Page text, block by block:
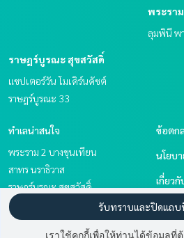
พระรา
ลุมพินี พา
ราษฎร์บูรณะ สุขสวัสดิ์
แชปเตอร์วัน โมเดิร์นดัชต์
ราษฎร์บูรณะ 33
ทำเลน่าสนใจ
พระราม 2 บางขุนเทียน
สาทร นราธิวาส
ราษฎร์บูรณะ สุขสวัสดิ์
นวมินทร์ รามอินทรา
พระราม 3 สาธุประดิษฐ์
ข้อตก
นโยบ
เกี่ยวกั
วิธีการ
ติดต่อ
เราใช้คุกกี้เพื่อให้ท่านได้ข้อมูลที่
รับทราบและปิดแถบ